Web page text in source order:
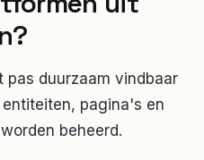
pas duurzaam vindbaar
pagina's en
beheerd.